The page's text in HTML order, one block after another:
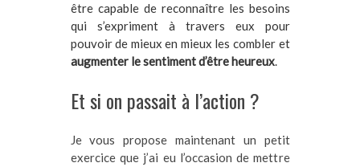
être capable de reconnaître les besoins
qui s’expriment à travers eux pour
pouvoir de mieux en mieux les combler et
augmenter le sentiment d’être heureux.
Et si on passait à l’action ?
Je vous propose maintenant un petit
exercice que j’ai eu l’occasion de mettre